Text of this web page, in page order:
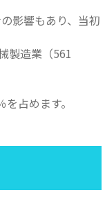
影響もあり、当初
製造業（561
占めます。